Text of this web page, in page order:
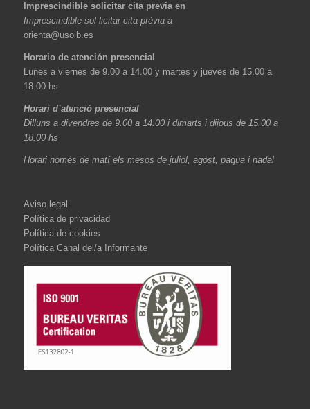
Imprescindible solicitar cita previa en
Imprescindible sol·licitar cita prèvia a
orienta@usoib.es
Horario de atención presencial
Lunes a viernes de 9.00 a 14.00 y martes y jueves de 15.00 a
18.00 hs
Horari d’atenció presencial
Dilluns a divendres de 9.00 a 14.00 i dimarts i dijous de 15.00 a
18.00 hs
Horari només de matí els mesos de juliol, agost, paqua i nadal
Aviso legal
Política de privacidad
Política de cookies
Política Canal del/a Informante